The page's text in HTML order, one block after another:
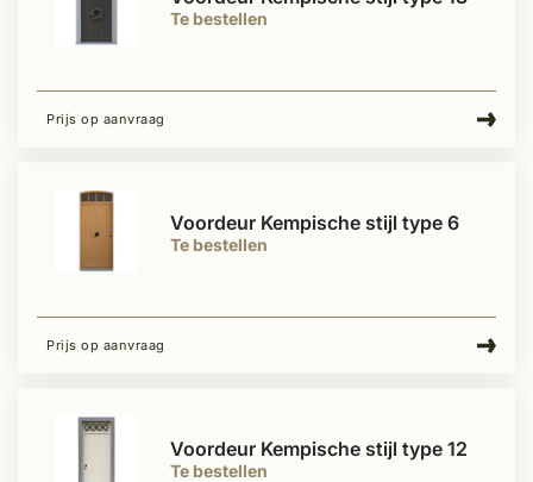
Te bestellen
Prijs op aanvraag
Te bestellen
Voordeur Kempische stijl type 6
Prijs op aanvraag
Te bestellen
Voordeur Kempische stijl type 12